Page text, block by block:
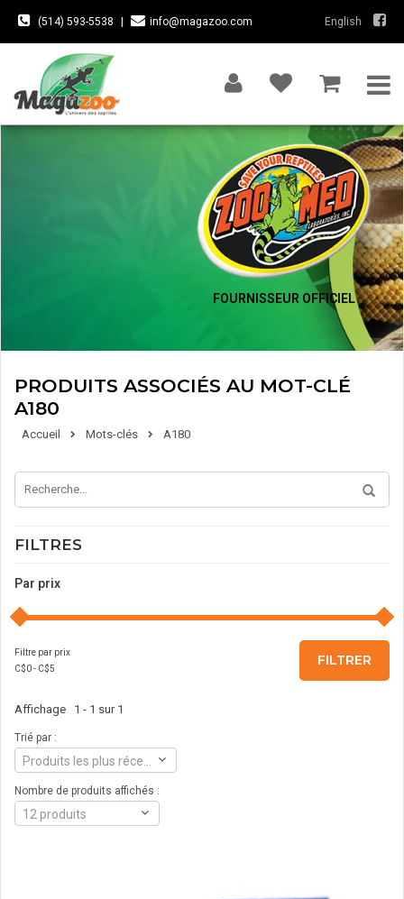
(514) 593-5538 info@magazoo.com English
FOURNISSEUR OFFICIEL
PRODUITS ASSOCIÉS AU MOT-CLÉ
A180
Accueil Mots-clés A180
FILTRES
Par prix
Filtre par prix
C$0- C$5
FILTRER
Affichage 1 - 1 sur 1
Trié par :
Nombre de produits affichés :
12 produits